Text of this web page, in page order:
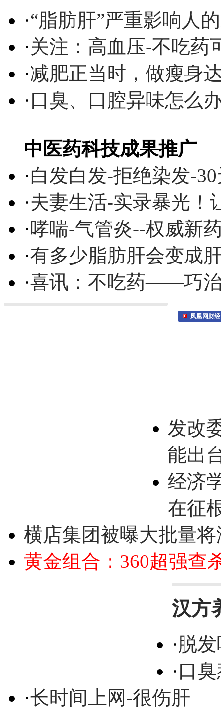
·“脂肪肝”严重影响人
·关注：高血压-不吃药
·减肥正当时，做瘦身
·口臭、口腔异味怎么
中医药科技成果推广
·白发白发-拒绝染发-
·夫妻生活-实录暴光！
·哮喘-气管炎--权威新
·有多少脂肪肝会变成
·喜讯：不吃药——巧
凤凰网财经
发改
能出
经济
在征
横店集团被曝大批量
黄金组合：360超强查
汉方
·脱
·口
·长时间上网-很伤肝